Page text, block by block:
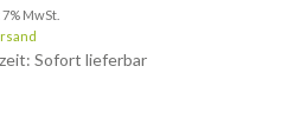
MwSt.
Sofort lieferbar